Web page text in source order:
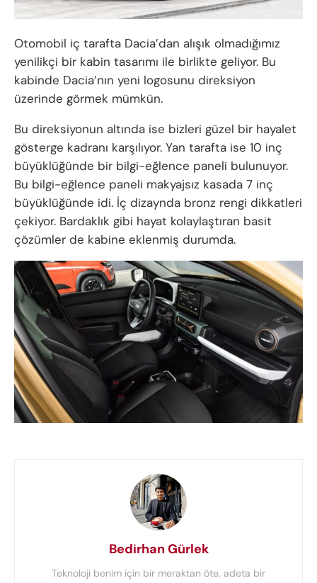
Otomobil iç tarafta Dacia’dan alışık olmadığımız
yenilikçi bir kabin tasarımı ile birlikte geliyor. Bu
kabinde Dacia’nın yeni logosunu direksiyon
üzerinde görmek mümkün.
Bu direksiyonun altında ise bizleri güzel bir hayalet
gösterge kadranı karşılıyor. Yan tarafta ise 10 inç
büyüklüğünde bir bilgi-eğlence paneli bulunuyor.
Bu bilgi-eğlence paneli makyajsız kasada 7 inç
büyüklüğünde idi. İç dizaynda bronz rengi dikkatleri
çekiyor. Bardaklık gibi hayat kolaylaştıran basit
çözümler de kabine eklenmiş durumda.
Bedirhan Gürlek
Teknoloji benim için bir meraktan öte, adeta bir